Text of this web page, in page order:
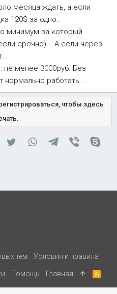
месяца ждать, а если
120$ за одно..
минимум за который
срочно)... А если через
не менее 3000руб. Без
нормально работать...
чтобы здесь
FacebookTwitterWhatsAppTelegram
Viber
тем Условия и правила
Помощь Главная
R
S